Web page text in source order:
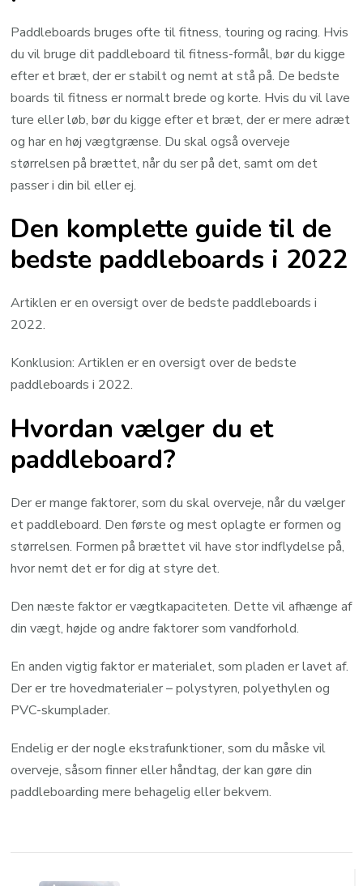
Paddleboards bruges ofte til fitness, touring og racing. Hvis
du vil bruge dit paddleboard til fitness-formål, bør du kigge
efter et bræt, der er stabilt og nemt at stå på. De bedste
boards til fitness er normalt brede og korte. Hvis du vil lave
ture eller løb, bør du kigge efter et bræt, der er mere adræt
og har en høj vægtgrænse. Du skal også overveje
størrelsen på brættet, når du ser på det, samt om det
passer i din bil eller ej.
Den komplette guide til de
bedste paddleboards i 2022
Artiklen er en oversigt over de bedste paddleboards i
2022.
Konklusion: Artiklen er en oversigt over de bedste
paddleboards i 2022.
Hvordan vælger du et
paddleboard?
Der er mange faktorer, som du skal overveje, når du vælger
et paddleboard. Den første og mest oplagte er formen og
størrelsen. Formen på brættet vil have stor indflydelse på,
hvor nemt det er for dig at styre det.
Den næste faktor er vægtkapaciteten. Dette vil afhænge af
din vægt, højde og andre faktorer som vandforhold.
En anden vigtig faktor er materialet, som pladen er lavet af.
Der er tre hovedmaterialer – polystyren, polyethylen og
PVC-skumplader.
Endelig er der nogle ekstrafunktioner, som du måske vil
overveje, såsom finner eller håndtag, der kan gøre din
paddleboarding mere behagelig eller bekvem.